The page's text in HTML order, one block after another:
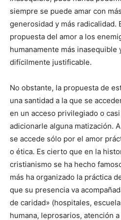
siempre se puede amar con
generosidad y más radicalidad.
propuesta del amor a los
humanamente más inasequible
difícilmente justificable.
No obstante, la propuesta de
una santidad a la que se
en un acceso privilegiado o
adicionarle alguna matización.
se accede sólo por el amor
o ética. Es cierto que en la
cristianismo se ha hecho
más ha organizado la práctica
que su presencia va
de caridad» (hospitales,
humana, leprosarios, atención